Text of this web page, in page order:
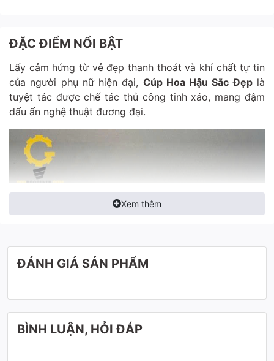
ĐẶC ĐIỂM NỔI BẬT
Lấy cảm hứng từ vẻ đẹp thanh thoát và khí chất tự tin
của người phụ nữ hiện đại, Cúp Hoa Hậu Sắc Đẹplà
tuyệt tác được chế tác thủ công tinh xảo, mang đậm
dấu ấn nghệ thuật đương đại.
Xem thêm
ĐÁNH GIÁ SẢN PHẨM
BÌNH LUẬN, HỎI ĐÁP